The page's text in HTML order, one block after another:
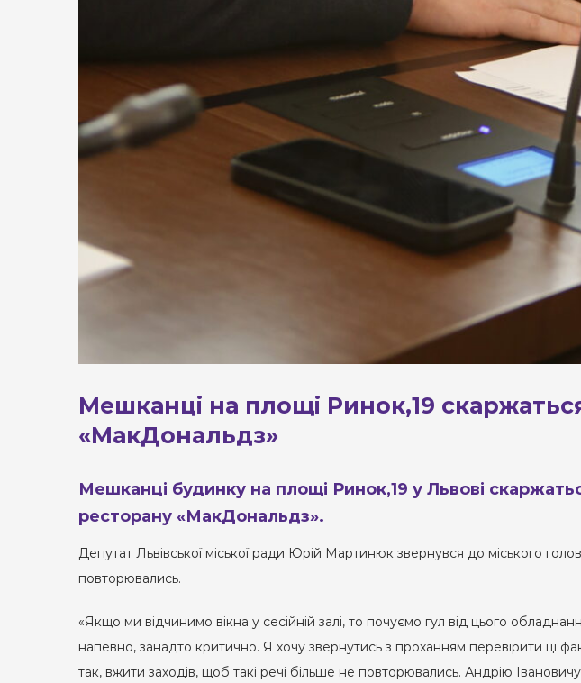
Мешканці на площі Ринок,19
«МакДональдз»
Мешканці будинку на площі Ринок,19 у Львові
ресторану «МакДональдз».
Депутат Львівської міської ради Юрій Мартинюк звернувся до міського
повторювались.
«Якщо ми відчинимо вікна у сесійній залі, то почуємо гул від цього
напевно, занадто критично. Я хочу звернутись з проханням перевірити ці
так, вжити заходів, щоб такі речі більше не повторювались. Андрію